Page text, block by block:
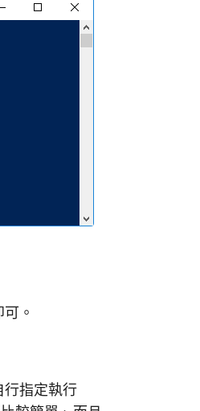
。
行指定執行